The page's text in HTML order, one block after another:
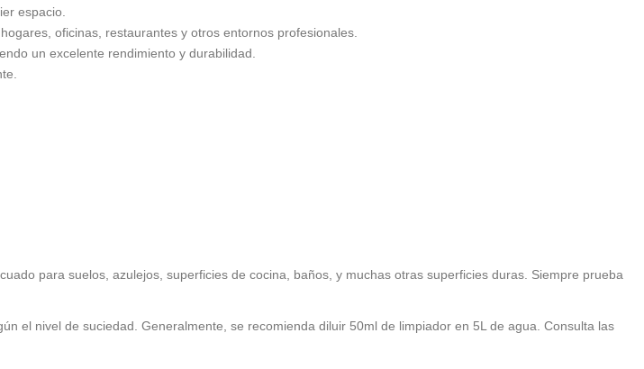
espacio.
oficinas, restaurantes y otros entornos profesionales.
un excelente rendimiento y durabilidad.
para suelos, azulejos, superficies de cocina, baños, y muchas otras superficies duras. Siempre prueba
el nivel de suciedad. Generalmente, se recomienda diluir 50ml de limpiador en 5L de agua. Consulta las